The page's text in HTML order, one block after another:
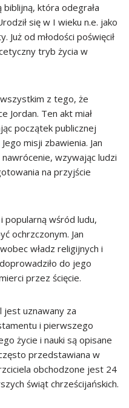
biblijną, która odegrała
się w I wieku n.e. jako
Już od młodości poświęcił
tryb życia w
z tego, że
Jordan. Ten akt miał
początek publicznej
misji zbawienia. Jan
nawrócenie, wzywając ludzi
na przyjście
popularną wśród ludu,
ochrzczonym. Jan
władz religijnych i
do jego
przez ścięcie.
jest uznawany za
i pierwszego
życie i nauki są opisane
przedstawiana w
obchodzone jest 24
świąt chrześcijańskich.